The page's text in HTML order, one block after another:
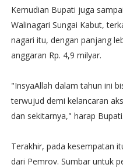
Kemudian Bupati juga
Walinagari Sungai Kabut,
nagari itu, dengan panjang
anggaran Rp. 4,9 milyar.
"InsyaAllah dalam tahun ini
terwujud demi kelancaran
dan sekitarnya," harap Bupati.
Terakhir, pada kesempatan
dari Pemrov. Sumbar untuk